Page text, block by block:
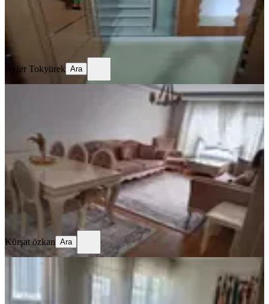
Ayfer Tokyürek
Ara
Ayfer Tokyürek Ara
Sahibinden Satılık Daire
3+1·135 m²· 2. Kat· 08.06.2026
5.250.000 ₺
Kürşat özkan
Kürşat özkan Ara
Konut Daire
Ankara, Keçiören